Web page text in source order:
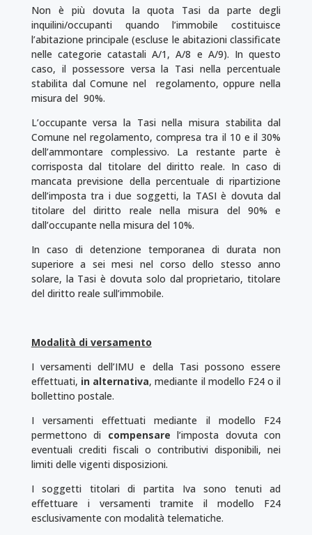
Non è più dovuta la quota Tasi da parte degli
inquilini/occupanti quando l’immobile costituisce
l’abitazione principale (escluse le abitazioni classificate
nelle categorie catastali A/1, A/8 e A/9). In questo
caso, il possessore versa la Tasi nella percentuale
stabilita dal Comune nel regolamento, oppure nella
misura del 90%.
L’occupante versa la Tasi nella misura stabilita dal
Comune nel regolamento, compresa tra il 10 e il 30%
dell’ammontare complessivo. La restante parte è
corrisposta dal titolare del diritto reale. In caso di
mancata previsione della percentuale di ripartizione
dell’imposta tra i due soggetti, la TASI è dovuta dal
titolare del diritto reale nella misura del 90% e
dall’occupante nella misura del 10%.
In caso di detenzione temporanea di durata non
superiore a sei mesi nel corso dello stesso anno
solare, la Tasi è dovuta solo dal proprietario, titolare
del diritto reale sull’immobile.
Modalità di versamento
I versamenti dell’IMU e della Tasi possono essere
effettuati, in alternativa, mediante il modello F24 o il
bollettino postale.
I versamenti effettuati mediante il modello F24
permettono di compensarel’imposta dovuta con
eventuali crediti fiscali o contributivi disponibili, nei
limiti delle vigenti disposizioni.
I soggetti titolari di partita Iva sono tenuti ad
effettuare i versamenti tramite il modello F24
esclusivamente con modalità telematiche.